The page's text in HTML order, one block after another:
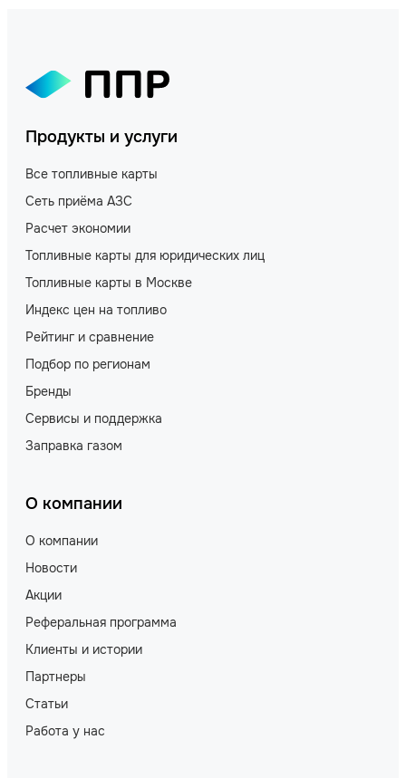
Продукты и услуги
Все топливные карты
Сеть приёма АЗС
Расчет экономии
Топливные карты для юридических лиц
Топливные карты в Москве
Индекс цен на топливо
Рейтинг и сравнение
Подбор по регионам
Бренды
Сервисы и поддержка
Заправка газом
О компании
О компании
Новости
Акции
Реферальная программа
Клиенты и истории
Партнеры
Статьи
Работа у нас